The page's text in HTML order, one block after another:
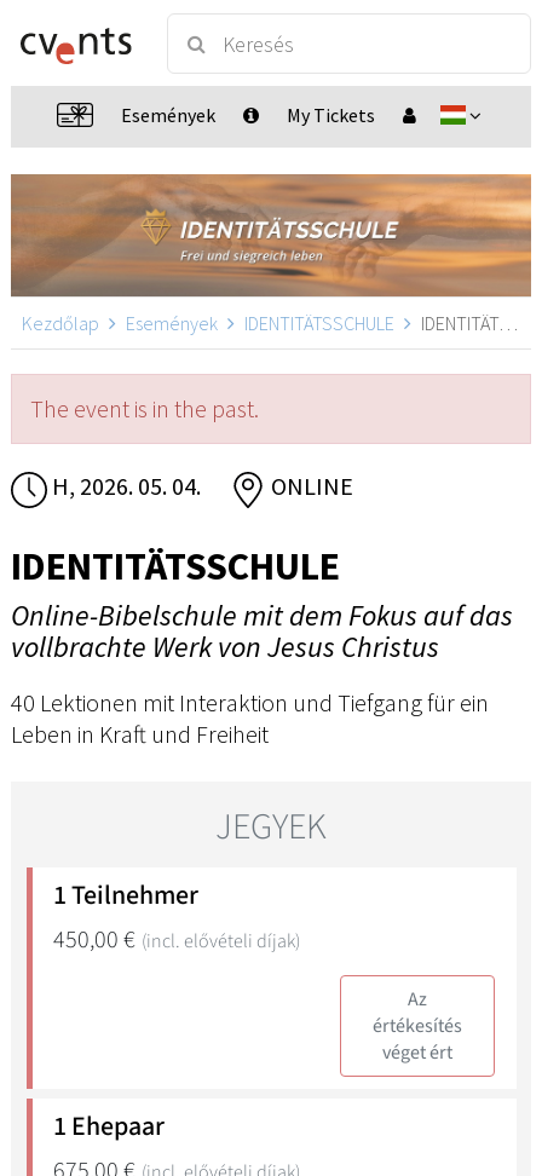
Események My Tickets
Kezdőlap Események IDENTITÄTSSCHULE IDENTITÄTSSCHULE, ONLINE
The event is in the past.
H, 2026. 05. 04. ONLINE
IDENTITÄTSSCHULE
Online-Bibelschule mit dem Fokus auf das
vollbrachte Werk von Jesus Christus
40 Lektionen mit Interaktion und Tiefgang für ein
Leben in Kraft und Freiheit